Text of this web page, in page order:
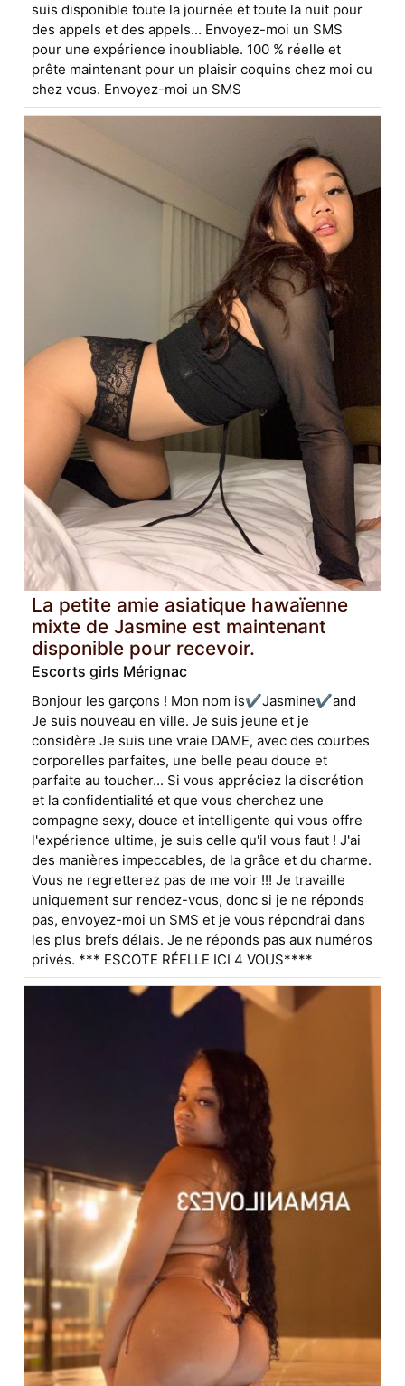
suis disponible toute la journée et toute la nuit pour
des appels et des appels... Envoyez-moi un SMS
pour une expérience inoubliable. 100 % réelle et
prête maintenant pour un plaisir coquins chez moi ou
chez vous. Envoyez-moi un SMS
La petite amie asiatique hawaïenne
mixte de Jasmine est maintenant
disponible pour recevoir.
Escorts girls Mérignac
Bonjour les garçons ! Mon nom is✔️Jasmine✔️and
Je suis nouveau en ville. Je suis jeune et je
considère Je suis une vraie DAME, avec des courbes
corporelles parfaites, une belle peau douce et
parfaite au toucher... Si vous appréciez la discrétion
et la confidentialité et que vous cherchez une
compagne sexy, douce et intelligente qui vous offre
l'expérience ultime, je suis celle qu'il vous faut ! J'ai
des manières impeccables, de la grâce et du charme.
Vous ne regretterez pas de me voir !!! Je travaille
uniquement sur rendez-vous, donc si je ne réponds
pas, envoyez-moi un SMS et je vous répondrai dans
les plus brefs délais. Je ne réponds pas aux numéros
privés. *** ESCOTE RÉELLE ICI 4 VOUS****